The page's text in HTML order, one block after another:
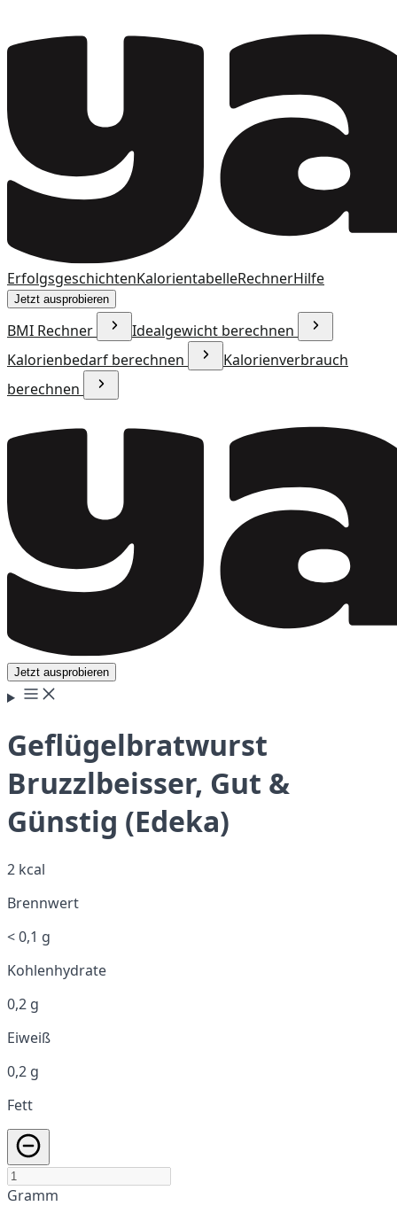
ErfolgsgeschichtenKalorientabelleRechnerHilfe
Jetzt ausprobieren
BMI Rechner
Idealgewicht berechnen
Kalorienbedarf berechnen
Kalorienverbrauch
berechnen
Jetzt ausprobieren
Geflügelbratwurst
Bruzzlbeisser, Gut &
Günstig (Edeka)
2 kcal
Brennwert
< 0,1 g
Kohlenhydrate
0,2 g
Eiweiß
0,2 g
Fett
Gramm